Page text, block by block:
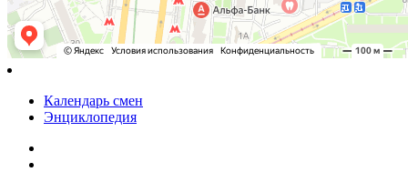
Календарь смен
Энциклопедия